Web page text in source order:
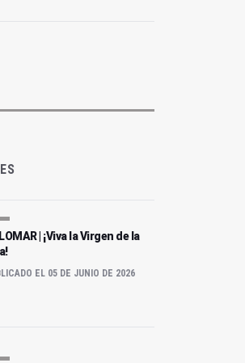
| ¡Viva la Virgen de la
EL 05 DE JUNIO DE 2026